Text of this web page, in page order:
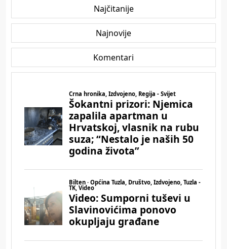
Najčitanije
Najnovije
Komentari